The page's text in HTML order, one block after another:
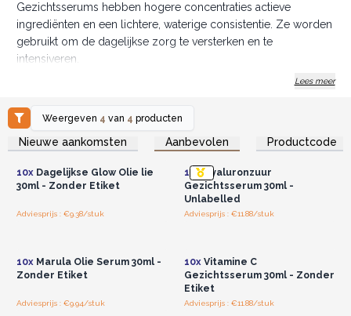
Gezichtsserums hebben hogere concentraties actieve
ingrediënten en een lichtere, waterige consistentie. Ze worden
gebruikt om de dagelijkse zorg te versterken en te
intensiveren.
Made in UK * Veganistisch * Sterk hydraterend * 10st / doos
Lees meer
Weergeven 4 van 4 producten
Nieuwe aankomsten Aanbevolen Productcode
Log in of registreer u voor
groothandelsprijzen.
10xDagelijkse Glow Olie lie
30ml - Zonder Etiket
Adviesprijs : €9.38/stuk
Log in of registreer u voor
groothandelsprijzen.
10xHyaluronzuur
Gezichtsserum 30ml -
Unlabelled
Adviesprijs : €11.88/stuk
10xMarula Olie Serum 30ml -
Zonder Etiket
Adviesprijs : €9.94/stuk
10xVitamine C
Gezichtsserum 30ml - Zonder
Etiket
Adviesprijs : €11.88/stuk